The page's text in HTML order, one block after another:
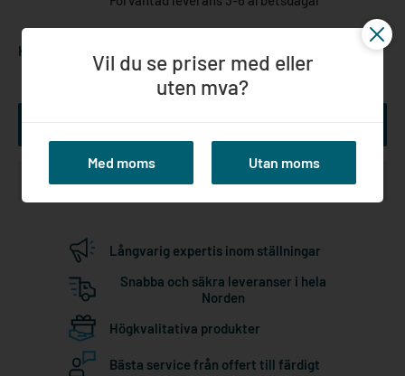
Kvantitet:
Långvarig expertis inom ställningar
Snabba och säkra leveranser i hela
Norden
Högkvalitativa produkter
Bästa service från offert till färdigt
Vil du se priser med eller
uten mva?
Med moms Utan moms